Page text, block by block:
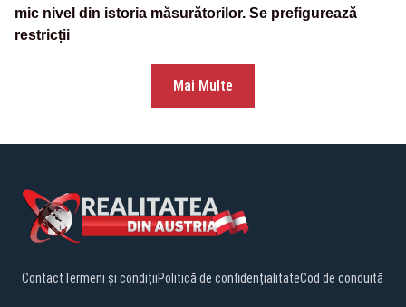
mic nivel din istoria măsurătorilor. Se prefigurează
restricții
Mai Multe
ContactTermeni și condițiiPolitică de confidențialitateCod de conduită